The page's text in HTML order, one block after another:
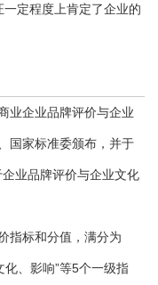
一定程度上肯定了企业的
业企业品牌评价与企业
国家标准委颁布，并于
业品牌评价与企业文化
指标和分值，满分为
、影响”等5个一级指